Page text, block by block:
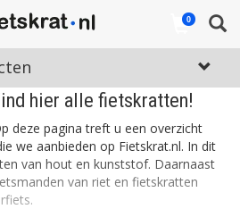
0
hier alle fietskratten!
deze pagina treft u een overzicht
we aanbieden op Fietskrat.nl. In dit
van hout en kunststof. Daarnaast
van riet en fietskratten